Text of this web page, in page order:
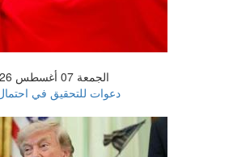
الجمعة 07 أغسطس 2026 12:56 صباحاً
دعوات للتحقيق في